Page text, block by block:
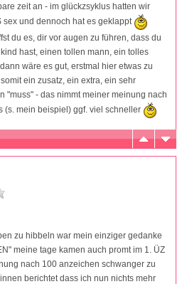
zeit an - im glückzsyklus hatten wir
sex und dennoch hat es geklappt
du es, dir vor augen zu führen, dass du
hast, einen tollen mann, ein tolles
wäre es gut, erstmal hier etwas zu
ein zusatz, ein extra, ein sehr
"muss" - das nimmt meiner meinung nach
(s. mein beispiel) ggf. viel schneller
zu hibbeln war mein einziger gedanke
meine tage kamen auch promt im 1. ÜZ
nach 100 anzeichen schwanger zu
berichtet dass ich nun nichts mehr